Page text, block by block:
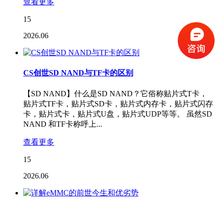
查看更多
15
2026.06
CS创世SD NAND与TF卡的区别
【SD NAND】什么是SD NAND？它俗称贴片式T卡，
贴片式TF卡，贴片式SD卡，贴片式内存卡，贴片式闪存
卡，贴片式卡，贴片式U盘，贴片式UDP等等。 虽然SD
NAND 和TF卡称呼上...
查看更多
15
2026.06